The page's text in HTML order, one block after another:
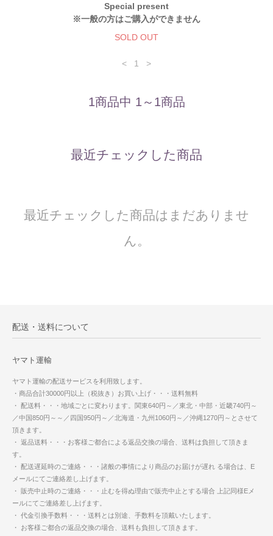
Special present
※一般の方はご購入ができません
SOLD OUT
< 1 >
1商品中 1～1商品
最近チェックした商品
最近チェックした商品はまだありませ
ん。
配送・送料について
ヤマト運輸
ヤマト運輸の配送サービスを利用致します。
・商品合計30000円以上（税抜き）お買い上げ・・・送料無料
・ 配送料・・・地域ごとに変わります。関東640円～／東北・中部・近畿740円～
／中国850円～～／四国950円～／北海道・九州1060円～／沖縄1270円～とさせて
頂きます。
・ 返品送料・・・お客様ご都合による返品交換の場合、送料は負担して頂きま
す。
・ 配送遅延時のご連絡・・・諸般の事情により商品のお届けが遅れ る場合は、E
メールにてご連絡差し上げます。
・ 販売中止時のご連絡・・・止むを得ぬ理由で販売中止とする場合 上記同様Eメ
ールにてご連絡差し上げます。
・ 代金引換手数料・・・送料とは別途、手数料を頂戴いたします。
・ お客様ご都合の返品交換の場合、送料も負担して頂きます。